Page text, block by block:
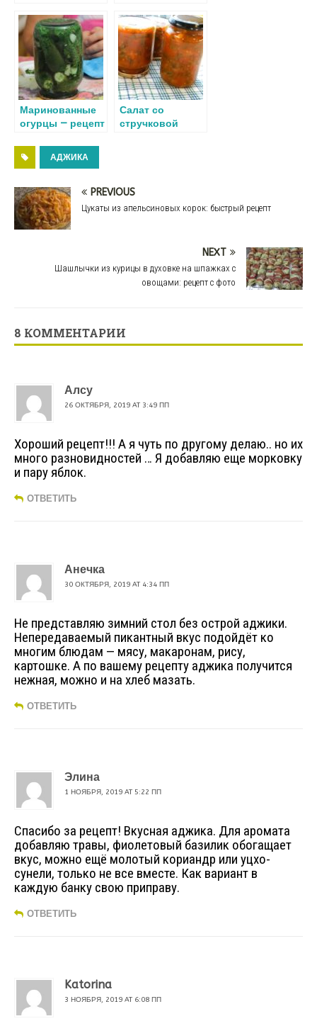
ki
быстрого
приготовления
на зиму —
простой рецепт
Маринованные
огурцы — рецепт
хрустящие, в
банках
Салат со
стручковой
АДЖИКА
PREVIOUS
Цукаты из апельсиновых корок: быстрый рецепт
NEXT
Шашлычки из курицы в духовке на шпажках с
овощами: рецепт с фото
8 КОММЕНТАРИИ
Алсу
26 ОКТЯБРЯ, 2019 AT 3:49 ПП
Хороший рецепт!!! А я чуть по другому делаю.. но их
много разновидностей … Я добавляю еще морковку
и пару яблок.
ОТВЕТИТЬ
Анечка
30 ОКТЯБРЯ, 2019 AT 4:34 ПП
Не представляю зимний стол без острой аджики.
Непередаваемый пикантный вкус подойдёт ко
многим блюдам — мясу, макаронам, рису,
картошке. А по вашему рецепту аджика получится
нежная, можно и на хлеб мазать.
ОТВЕТИТЬ
Элина
1 НОЯБРЯ, 2019 AT 5:22 ПП
Спасибо за рецепт! Вкусная аджика. Для аромата
добавляю травы, фиолетовый базилик обогащает
вкус, можно ещё молотый кориандр или уцхо-
сунели, только не все вместе. Как вариант в
каждую банку свою приправу.
ОТВЕТИТЬ
Katorina
3 НОЯБРЯ, 2019 AT 6:08 ПП